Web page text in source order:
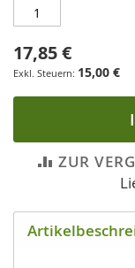
17,85 €
15,00 €
ZUR